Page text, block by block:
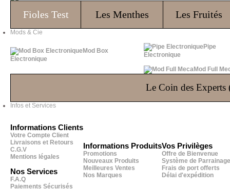
Fioles Test Les Menthes Les Fruités
Mods & Cie
Mod Box
Electronique
Pipe
Electronique
Mod Full
Le Coin des Experts
Infos et Services
Informations Clients
Votre Compte Client
Livraisons et Retours
C.G.V
Mentions légales
Nos Services
F.A.Q
Paiements Sécurisés
Informations Produits
Promotions
Nouveaux Produits
Meilleures Ventes
Nos Marques
Vos Privilèges
Offre de Bienvenue
Système de Parrainage
Frais de port offerts
Délai d'expédition